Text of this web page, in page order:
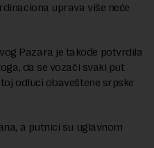
uprava više neće
Pazara je takođe potvrdila
da se vozači svaki put
odluci obaveštene srpske
a putnici su uglavnom